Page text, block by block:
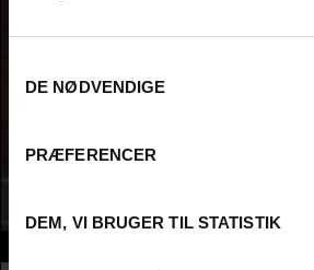
DE NØDVENDIGE
PRÆFERENCER
DEM, VI BRUGER TIL STATISTIK